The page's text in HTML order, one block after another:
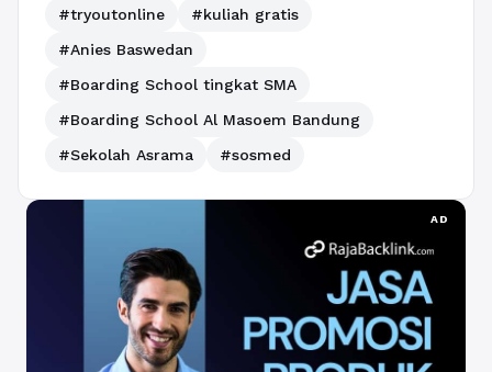
#tryoutonline
#kuliah gratis
#Anies Baswedan
#Boarding School tingkat SMA
#Boarding School Al Masoem Bandung
#Sekolah Asrama
#sosmed
AD